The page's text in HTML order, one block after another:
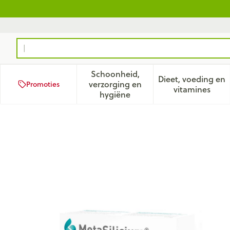
Product, merk, categorie...
Promoties
Schoonheid,
verzorging en
hygiëneToon submenu voor
Dieet, voeding en
vitamines
Toon